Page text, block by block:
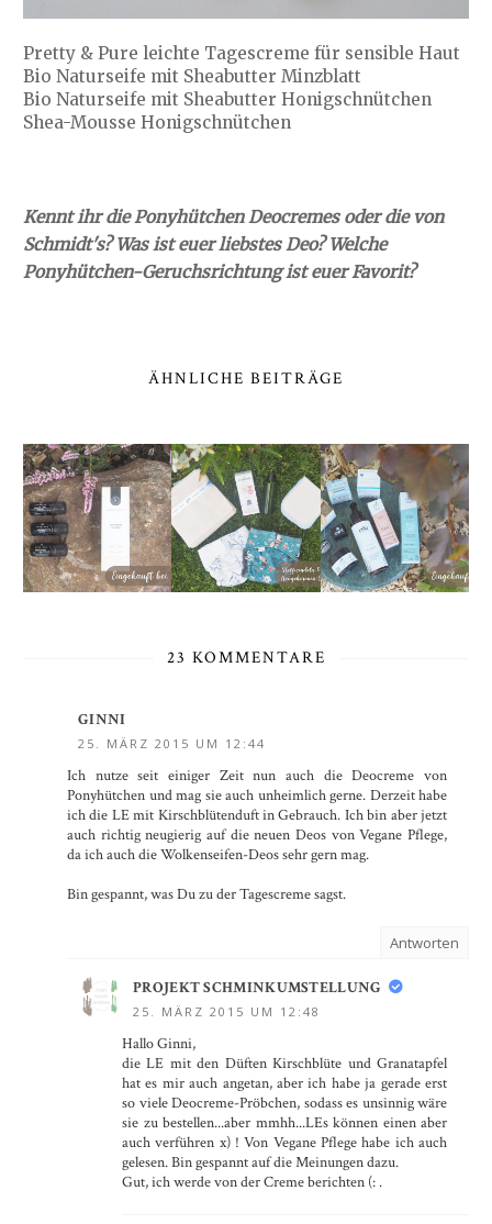
Pretty & Pure leichte Tagescreme für sensible Haut
Bio Naturseife mit Sheabutter Minzblatt
Bio Naturseife mit Sheabutter Honigschnütchen
Shea-Mousse Honigschnütchen
Kennt ihr die Ponyhütchen Deocremes oder die von
Schmidt's? Was ist euer liebstes Deo? Welche
Ponyhütchen-Geruchsrichtung ist euer Favorit?
ÄHNLICHE BEITRÄGE
23 KOMMENTARE
GINNI
25. MÄRZ 2015 UM 12:44
Ich nutze seit einiger Zeit nun auch die Deocreme von
Ponyhütchen und mag sie auch unheimlich gerne. Derzeit habe
ich die LE mit Kirschblütenduft in Gebrauch. Ich bin aber jetzt
auch richtig neugierig auf die neuen Deos von Vegane Pflege,
da ich auch die Wolkenseifen-Deos sehr gern mag.
Bin gespannt, was Du zu der Tagescreme sagst.
Antworten
PROJEKT SCHMINKUMSTELLUNG
25. MÄRZ 2015 UM 12:48
Hallo Ginni,
die LE mit den Düften Kirschblüte und Granatapfel
hat es mir auch angetan, aber ich habe ja gerade erst
so viele Deocreme-Pröbchen, sodass es unsinnig wäre
sie zu bestellen...aber mmhh...LEs können einen aber
auch verführen x) ! Von Vegane Pflege habe ich auch
gelesen. Bin gespannt auf die Meinungen dazu.
Gut, ich werde von der Creme berichten (: .